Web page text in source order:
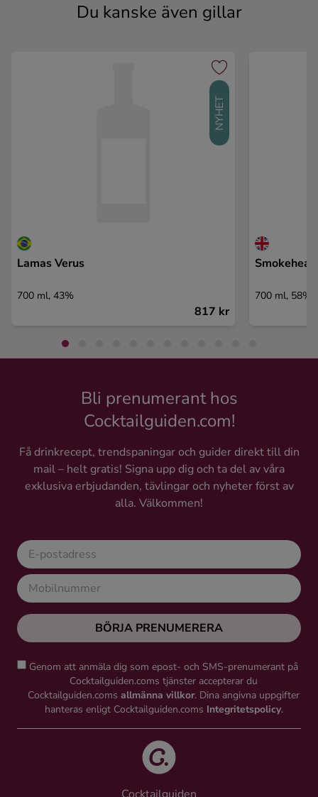
Du kanske även gillar
NYHET
Lamas Verus
700 ml, 43%
817 kr
700 ml, 58%
Bli prenumerant hos
Cocktailguiden.com!
Få drinkrecept, trendspaningar och guider direkt till din
mail – helt gratis! Signa upp dig och ta del av våra
exklusiva erbjudanden, tävlingar och nyheter först av
alla. Välkommen!
BÖRJA PRENUMERERA
Genom att anmäla dig som epost- och SMS-prenumerant på
Cocktailguiden.coms tjänster accepterar du
Cocktailguiden.coms allmänna villkor. Dina angivna uppgifter
hanteras enligt Cocktailguiden.coms Integritetspolicy.